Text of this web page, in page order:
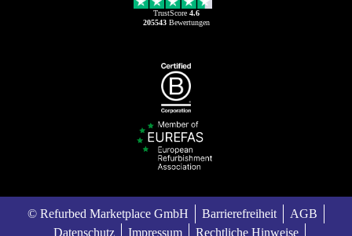
TrustScore 4.6
205543Bewertungen
© Refurbed Marketplace GmbH Barrierefreiheit
AGB
Datenschutz
Impressum Rechtliche Hinweise